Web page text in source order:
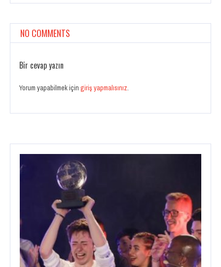
NO COMMENTS
Bir cevap yazın
Yorum yapabilmek için giriş yapmalısınız.